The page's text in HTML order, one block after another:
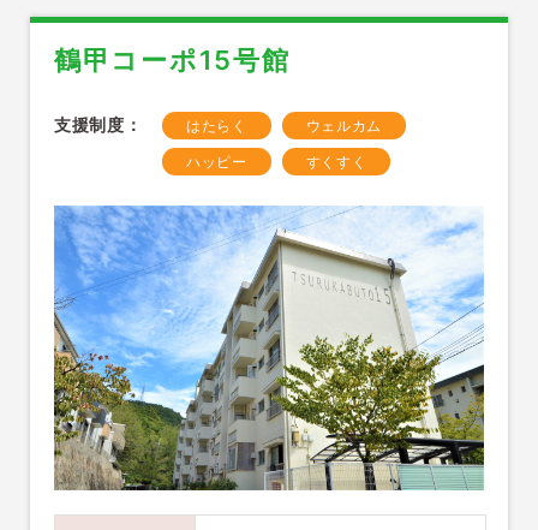
鶴甲コーポ15号館
支援制度： はたらく
ウェルカム
ハッピー
すくすく